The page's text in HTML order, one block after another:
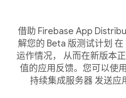
借助 Firebase App
解您的 Beta 版测试计划
运作情况， 从而在新版本
值的应用反馈。您可以使
持续集成服务器 发送应